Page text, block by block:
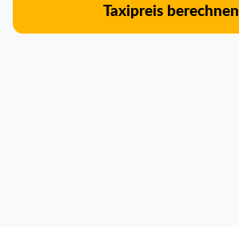
Taxipreis berechnen